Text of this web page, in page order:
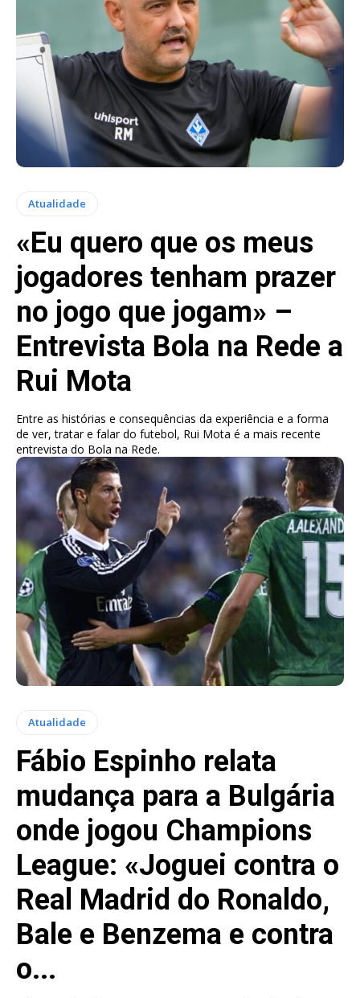
Atualidade
«Eu quero que os meus
jogadores tenham prazer
no jogo que jogam» –
Entrevista Bola na Rede a
Rui Mota
Entre as histórias e consequências da experiência e a forma
de ver, tratar e falar do futebol, Rui Mota é a mais recente
entrevista do Bola na Rede.
Atualidade
Fábio Espinho relata
mudança para a Bulgária
onde jogou Champions
League: «Joguei contra o
Real Madrid do Ronaldo,
Bale e Benzema e contra
o...